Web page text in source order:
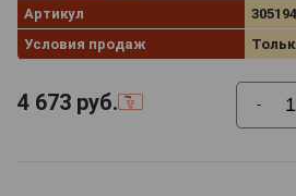
Артикул
305194
Условия продаж
4 673 руб. -